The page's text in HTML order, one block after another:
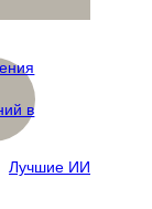
Лучшие ИИ